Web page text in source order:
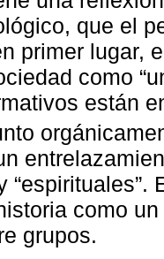
que el
primer lugar,
como
están
como
grupos.